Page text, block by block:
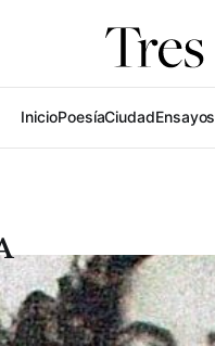
InicioPoesíaCiudadEnsayos